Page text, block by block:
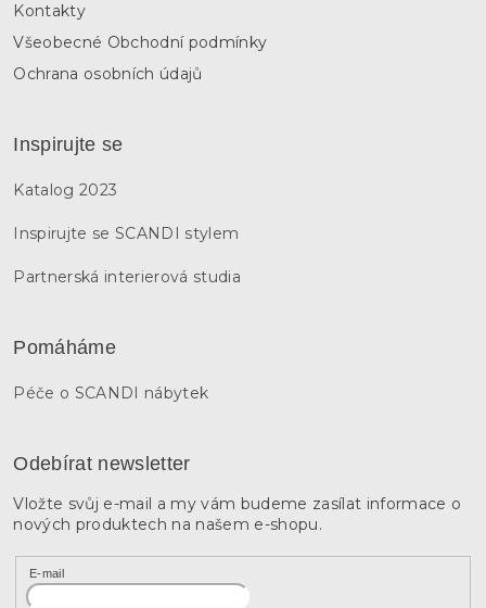
Kontakty
Všeobecné Obchodní podmínky
Ochrana osobních údajů
Inspirujte se
Katalog 2023
Inspirujte se SCANDI stylem
Partnerská interierová studia
Pomáháme
Péče o SCANDI nábytek
Odebírat newsletter
Vložte svůj e-mail a my vám budeme zasílat informace o
nových produktech na našem e-shopu.
E-mail